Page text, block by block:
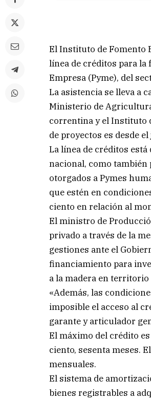
El Instituto de Fomento
línea de créditos para la
Empresa (Pyme), del
La asistencia se lleva a
Ministerio de
correntina y el Instituto
de proyectos es desde
La línea de créditos
nacional, como
otorgados a Pymes
que estén en
ciento en relación al
El ministro de
privado a través de la
gestiones ante el
financiamiento para
a la madera en
«Además, las
imposible el acceso al
garante y articulador
El máximo del crédito
ciento, sesenta meses.
mensuales.
El sistema de
bienes registrables a